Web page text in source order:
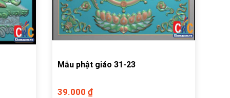
Mẫu phật giáo 31-23
39.000 ₫